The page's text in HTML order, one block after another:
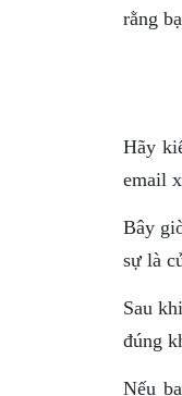
rằng
Hãy
email
Bây
sự là
Sau
đúng
Nếu